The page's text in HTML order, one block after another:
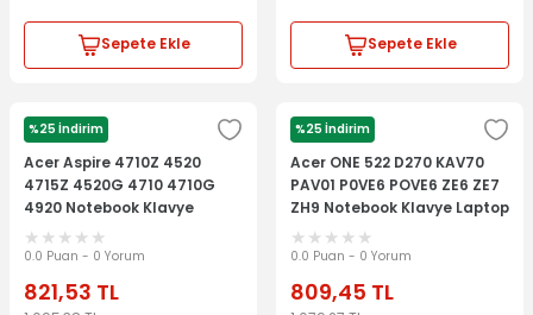
Sepete Ekle Sepete Ekle
%25 İndirim
ACER
Acer Aspire 4710Z 4520
4715Z 4520G 4710 4710G
4920 Notebook Klavye
Laptop Tuş Takımı
0.0 Puan - 0 Yorum
821,53 TL
%25 İndirim
ACER
Acer ONE 522 D270 KAV70
PAV01 P0VE6 POVE6 ZE6 ZE7
ZH9 Notebook Klavye Laptop
Tuş Takımı - Beyaz
0.0 Puan - 0 Yorum
809,45 TL